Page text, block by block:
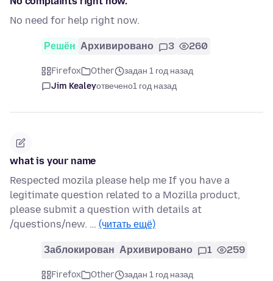
No need for help right now.
Решён Архивировано 3 260
Firefox Other
задан 1 год назад
Jim Kealeyотвечено1 год назад
what is your name
Respected mozila please help me If you have a
legitimate question related to a Mozilla product,
please submit a question with details at
/questions/new. … (читать ещё)
Заблокирован Архивировано 1 259
Firefox Other
задан 1 год назад